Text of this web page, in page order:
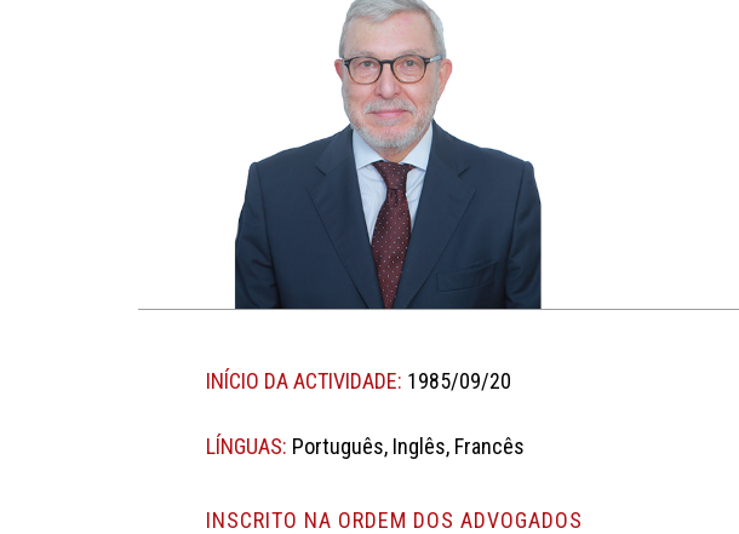
INÍCIO DA ACTIVIDADE: 1985/09/20
LÍNGUAS: Português, Inglês, Francês
INSCRITO NA ORDEM DOS ADVOGADOS